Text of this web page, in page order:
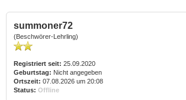
summoner72
(Beschwörer-Lehrling)
Registriert seit: 25.09.2020
Geburtstag: Nicht angegeben
Ortszeit: 07.08.2026 um 20:08
Status: Offline